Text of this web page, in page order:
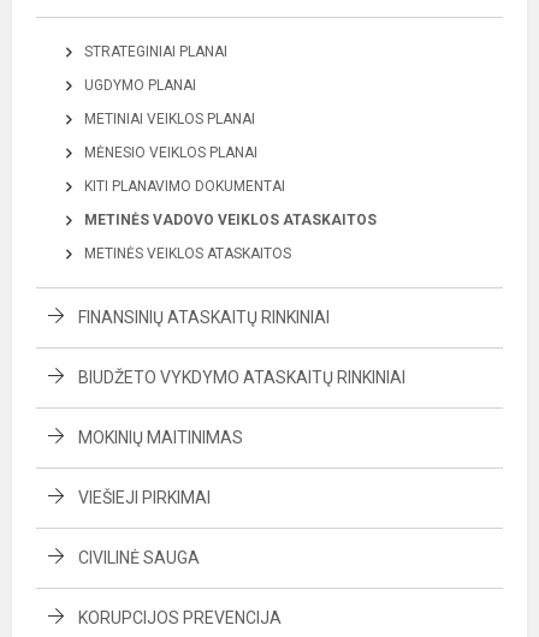
STRATEGINIAI PLANAI
UGDYMO PLANAI
METINIAI VEIKLOS PLANAI
MĖNESIO VEIKLOS PLANAI
KITI PLANAVIMO DOKUMENTAI
METINĖS VADOVO VEIKLOS ATASKAITOS
METINĖS VEIKLOS ATASKAITOS
FINANSINIŲ ATASKAITŲ RINKINIAI
BIUDŽETO VYKDYMO ATASKAITŲ RINKINIAI
MOKINIŲ MAITINIMAS
VIEŠIEJI PIRKIMAI
CIVILINĖ SAUGA
KORUPCIJOS PREVENCIJA